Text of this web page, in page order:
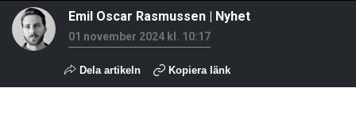
Emil Oscar Rasmussen | Nyhet
01 november 2024 kl. 10:17
Dela artikeln Kopiera länk